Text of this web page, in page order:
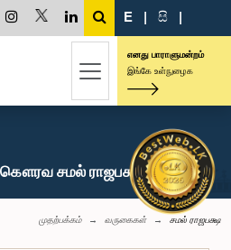
E | සි |
எனது பாராளுமன்றம்
இங்கே உள்நுழைக
கௌரவ சமல் ராஜபக்ஷ, பா.உ.
முதற்பக்கம் வருகைகள் சமல் ராஜபக்ஷ